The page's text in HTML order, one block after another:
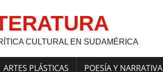
CULTURAL EN SUDAMÉRICA
ARTES PLÁSTICAS POESÍA Y NARRATIVA